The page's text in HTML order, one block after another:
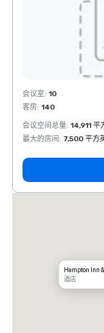
Removed from
会议室: 10
客房: 140
会议空间总量: 14,911 平
最大的房间 : 7,500 平方
Hampton Inn
酒店
Dallas
Galleria